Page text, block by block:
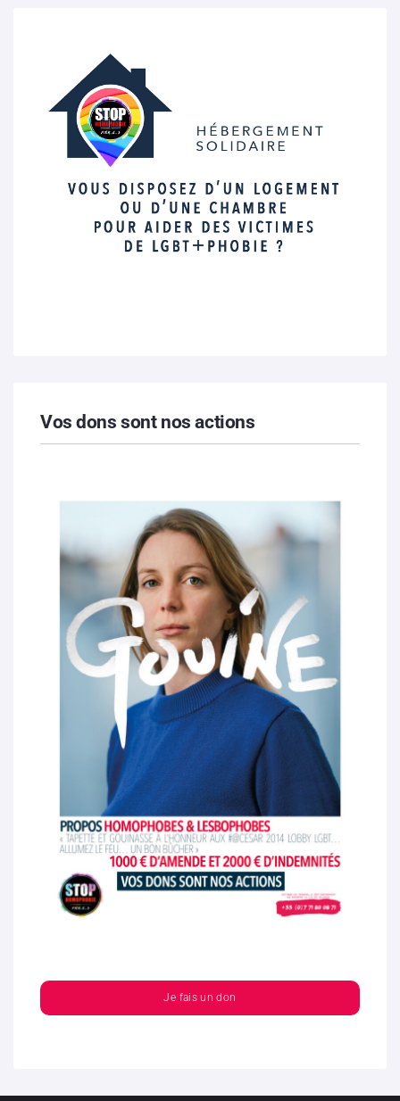
Vos dons sont nos actions
Je fais un don